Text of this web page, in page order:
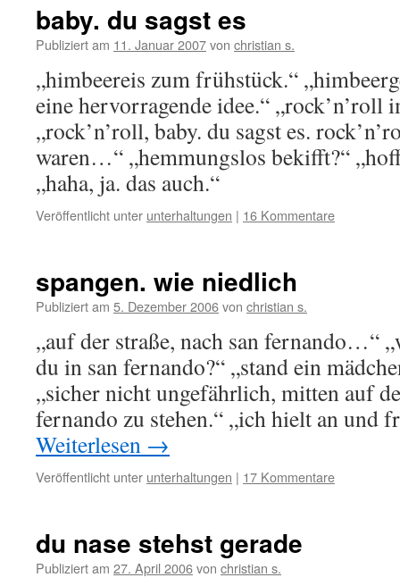
baby. du sagst es
Publiziert am 11. Januar 2007von christian s.
„himbeereis zum frühstück.“
eine hervorragende idee.“ „rock’n’roll
„rock’n’roll, baby. du sagst es.
waren…“ „hemmungslos bekifft?“
„haha, ja. das auch.“
Veröffentlicht unter unterhaltungen | 16 Kommentare
spangen. wie niedlich
Publiziert am 5. Dezember 2006von christian s.
„auf der straße, nach san fernando…“
du in san fernando?“ „stand ein
„sicher nicht ungefährlich, mitten auf
fernando zu stehen.“ „ich hielt an und
Weiterlesen →
Veröffentlicht unter unterhaltungen | 17 Kommentare
du nase stehst gerade
Publiziert am 27. April 2006von christian s.